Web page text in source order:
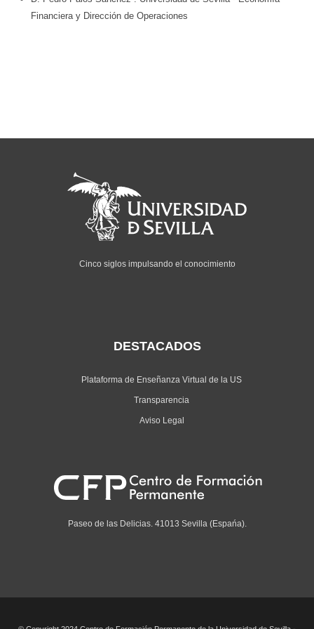
Financiera y Dirección de Operaciones
Cinco siglos impulsando el conocimiento
DESTACADOS
Plataforma de Enseñanza Virtual de la US
Transparencia
Aviso Legal
Paseo de las Delicias. 41013 Sevilla (Espańa).